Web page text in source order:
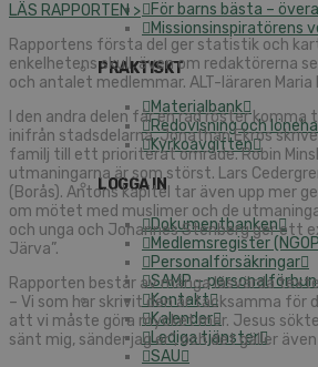
För barns bästa –
Missionsinspiratörens
PRAKTISKT
Materialbank
Redovisning och
Kyrkoavgiften
LOGGA IN
Dokumentbanken
Medlemsregister
Personalförsäkringar
SAMP –
Kontakt
Kalender
Lediga tjänster
SAU
LÄS RAPPORTEN >
Rapportens första del ger statistik och
enkelhetens skull, även om redaktörerna
och antalet medlemmar. ALT-läraren
I den andra delen får en rad röster
inifrån stadsdelarna. Jonathan Ekros
familj till ett prioriterat område. Robin
utmaningarna är som störst. Lars
(Borås). Antons kapitel tar även upp mer
om mötet med muslimer och de
och unga och Johannes Stenberg ger ett
Järva”.
Rapporten består av många läsvärda
– Vi som har skrivit den är tacksamma för
att vi måste göra mycket mer. Jesus
sänt mig, sänder jag er”, och det gäller